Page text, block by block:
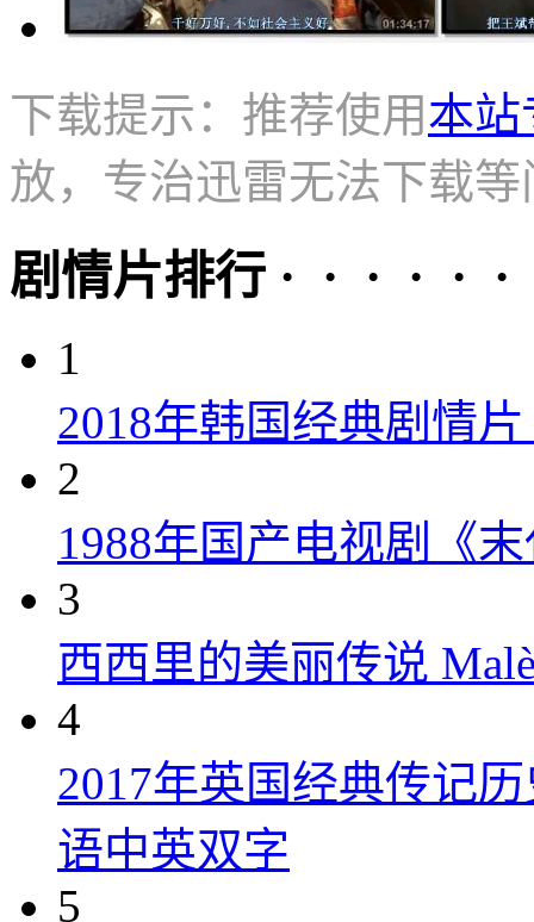
下载提示：推荐使用本站
放，专治迅雷无法下载等
剧情片排行 · · · · · ·
1
2018年韩国经典剧情
2
1988年国产电视剧《
3
西西里的美丽传说
4
2017年英国经典传记
语中英双字
5